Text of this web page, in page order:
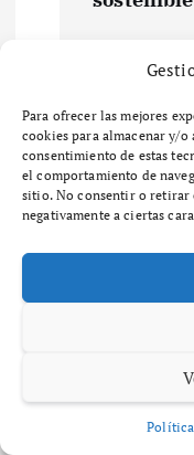
Para ofrecer las mejores
cookies para almacenar y/
consentimiento de estas
el comportamiento de
sitio. No consentir o retirar
negativamente a ciertas
a
c
i
ó
n
e
Related Posts
Maria
diciembre 6,
¿Qué es el
desarrollo
el desarrollo
qué es
zoning es un…